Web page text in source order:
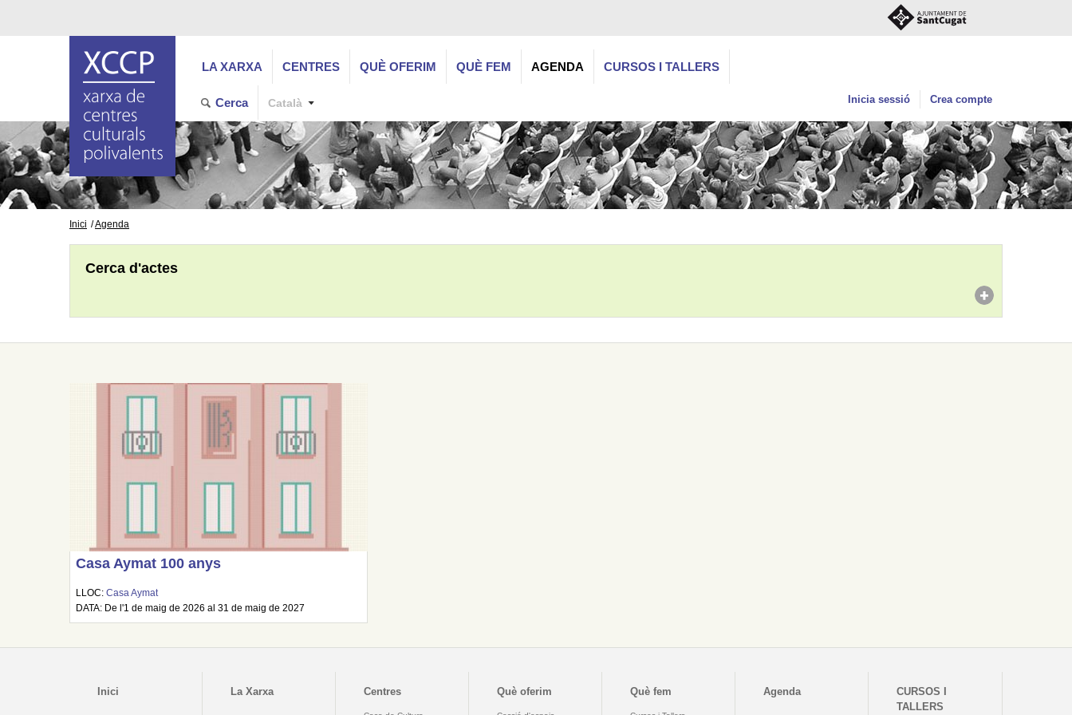
LA XARXA CENTRES QUÈ OFERIM QUÈ FEM AGENDA CURSOS I TALLERS
Cerca Català Inicia sessió Crea compte
Inici Agenda
Cerca d'actes
Casa Aymat 100 anys
LLOC:Casa Aymat
DATA: De l'1 de maig de 2026 al 31 de maig de 2027
Inici La Xarxa Centres Què oferim Què fem Agenda
CURSOS I
TALLERS